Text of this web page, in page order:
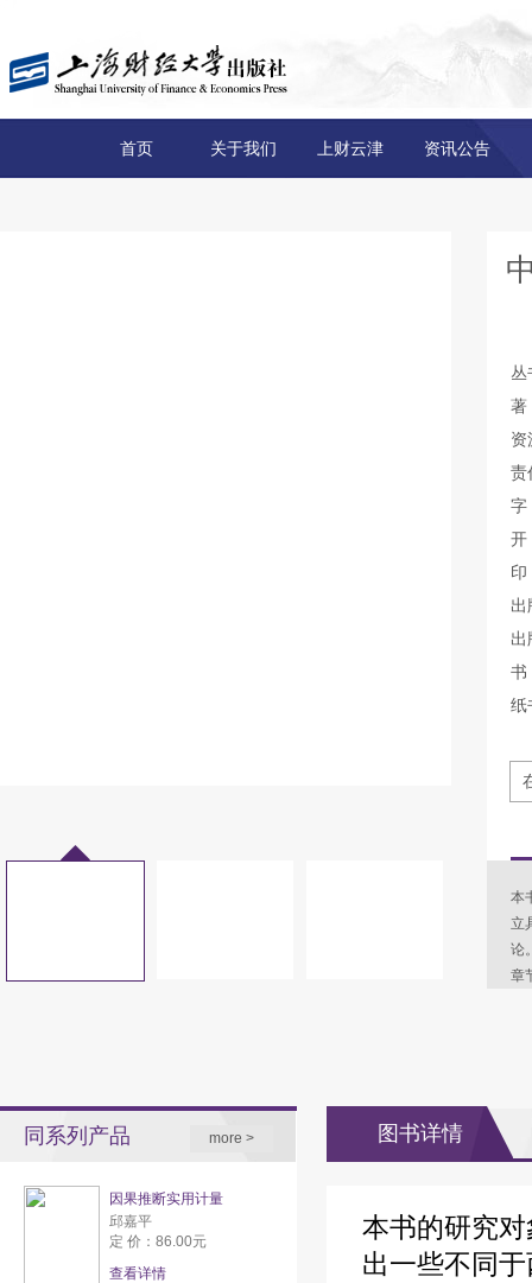
首页 关于我们 上财云津 资讯公告
丛
著
资
责
出
出
纸
本
立
论
章
同系列产品 more >
因果推断实用计量
邱嘉平
定 价：86.00元
查看详情
图书详情
本书的研究
出一些不同